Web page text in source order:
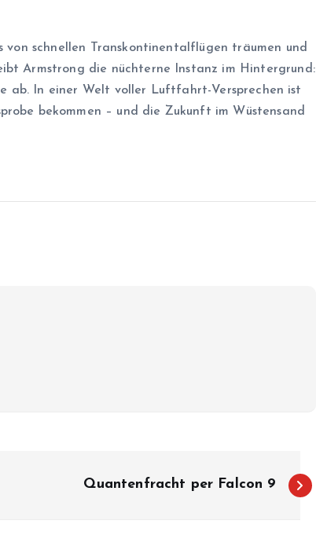
schnellen Transkontinentalflügen träumen und
Armstrong die nüchterne Instanz im Hintergrund:
ab. In einer Welt voller Luftfahrt-Versprechen ist
bekommen – und die Zukunft im Wüstensand
Quantenfracht per Falcon 9